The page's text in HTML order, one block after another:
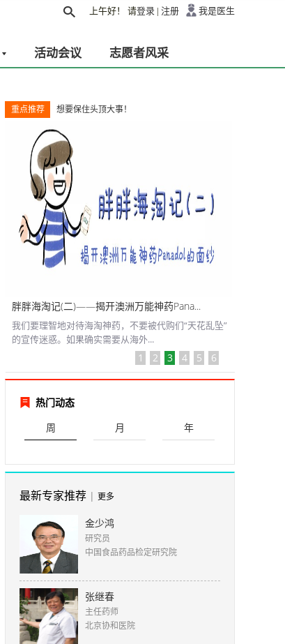
上午好！ 请登录 | 注册 我是医生
活动会议 志愿者风采
重点推荐 想要保住头顶大事！
胖胖海淘记(二)——揭开澳洲万能神药Pana...
我们要理智地对待海淘神药，不要被代购们“天花乱坠”
的宣传迷惑。如果确实需要从海外...
1 2 3 4 5 6
热门动态
周
月 年
最新专家推荐 | 更多
金少鸿
研究员
中国食品药品检定研究院
张继春
主任药师
北京协和医院